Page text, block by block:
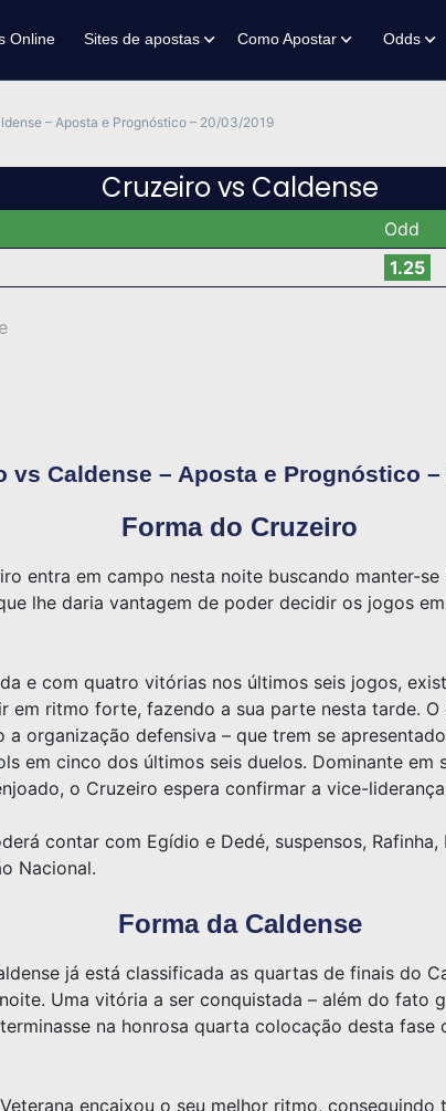
Online Sites de apostas Como Apostar Odds
– Aposta e Prognóstico – 20/03/2019
Cruzeiro vs Caldense
Odd
1.25
vs Caldense – Aposta e Prognóstico –
Forma do Cruzeiro
entra em campo nesta noite buscando manter-
lhe daria vantagem de poder decidir os jogos
e com quatro vitórias nos últimos seis jogos,
em ritmo forte, fazendo a sua parte nesta tarde. O
organização defensiva – que trem se
em cinco dos últimos seis duelos. Dominante em
o Cruzeiro espera confirmar a vice-
contar com Egídio e Dedé, suspensos,
Nacional.
Forma da Caldense
já está classificada as quartas de finais do
Uma vitória a ser conquistada – além do fato
na honrosa quarta colocação desta fase
encaixou o seu melhor ritmo,